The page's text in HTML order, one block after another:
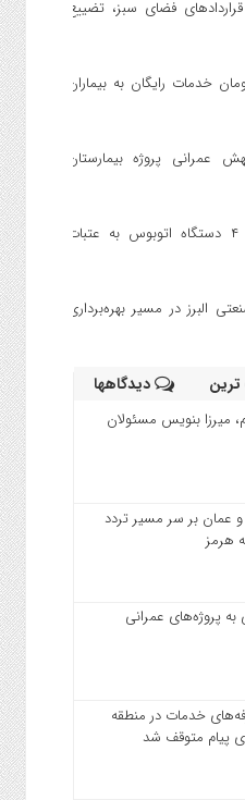
فضای سبز، تضییع
۲۰ میلیارد تومان خدمات رایگان به بیماران
عمرانی پروژه بیمارستان
اعزام دانشجو‌معلمان البرزی با ۴ دستگاه اتوبوس به عتبات
البرز در مسیر بهره‌برداری
دیدگاهها
میرزا بنویس مسئولان
و عمان بر سر مسیر تردد
هرمز
پروژه‌های عمرانی
خدمات در منطقه
پیام متوقف شد